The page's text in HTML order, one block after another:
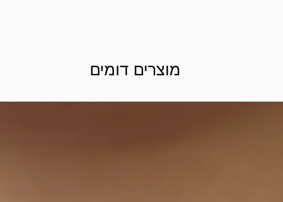
מוצרים דומים